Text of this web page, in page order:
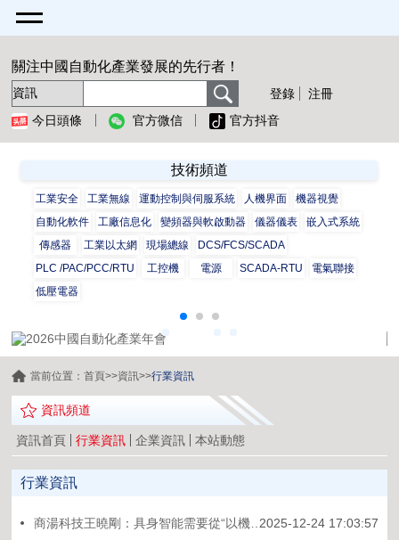
關注中國自動化產業發展的先行者！
登錄
注冊
今日頭條
官方微信 官方抖音
技術頻道
工業安全 工業無線 運動控制與伺服系統 人機界面
機器視覺
自動化軟件
工廠信息化 變頻器與軟啟動器 儀器儀表
嵌入式系統
傳感器
工業以太網 現場總線
DCS/FCS/SCADA
PLC /PAC/PCC/RTU
工控機 電源 SCADA-RTU
電氣聯接
低壓電器
當前位置：首頁>>資訊>>行業資訊
資訊頻道
資訊首頁 行業資訊 企業資訊 本站動態
行業資訊
商湯科技王曉剛：具身智能需要從“以機器為中心”轉向“以人為中心”的研發2025-12-24 17:03:57